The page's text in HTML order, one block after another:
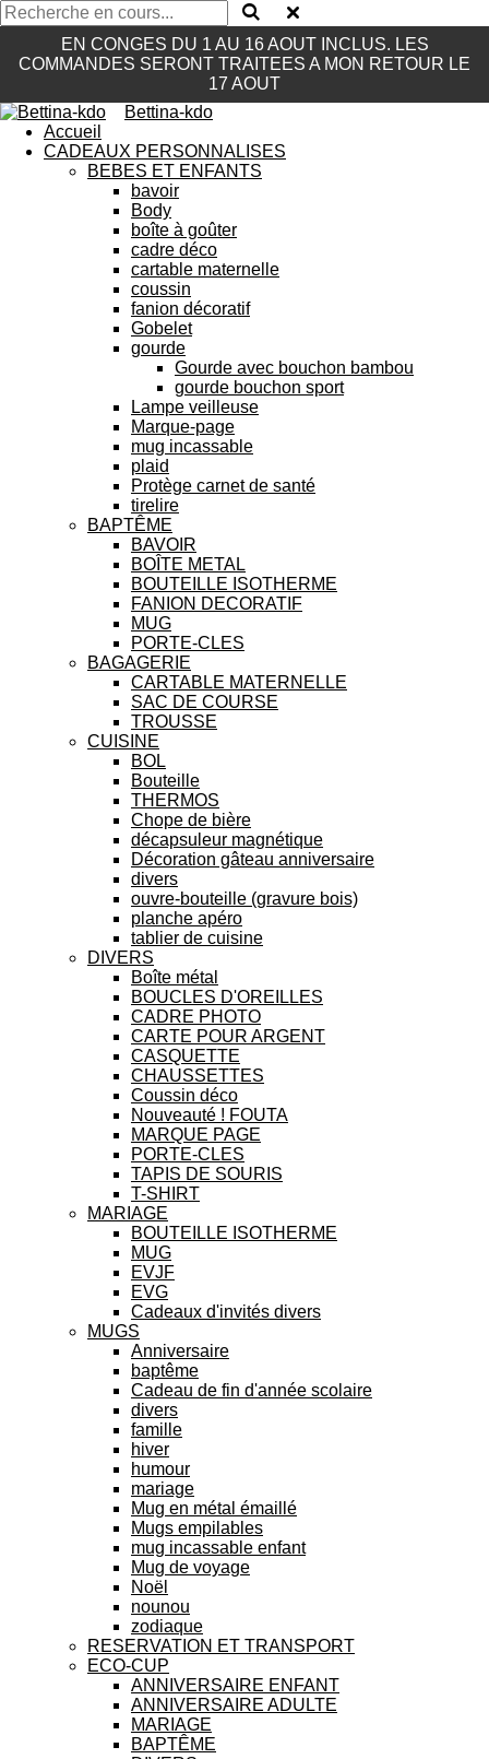
EN CONGES DU 1 AU 16 AOUT INCLUS. LES
COMMANDES SERONT TRAITEES A MON RETOUR LE
17 AOUT
Bettina-kdo
Accueil
CADEAUX PERSONNALISES
BEBES ET ENFANTS
bavoir
Body
boîte à goûter
cadre déco
cartable maternelle
coussin
fanion décoratif
Gobelet
gourde
Gourde avec bouchon bambou
gourde bouchon sport
Lampe veilleuse
Marque-page
mug incassable
plaid
Protège carnet de santé
tirelire
BAPTÊME
BAVOIR
BOÎTE METAL
BOUTEILLE ISOTHERME
FANION DECORATIF
MUG
PORTE-CLES
BAGAGERIE
CARTABLE MATERNELLE
SAC DE COURSE
TROUSSE
CUISINE
BOL
Bouteille
THERMOS
Chope de bière
décapsuleur magnétique
Décoration gâteau anniversaire
divers
ouvre-bouteille (gravure bois)
planche apéro
tablier de cuisine
DIVERS
Boîte métal
BOUCLES D'OREILLES
CADRE PHOTO
CARTE POUR ARGENT
CASQUETTE
CHAUSSETTES
Coussin déco
Nouveauté ! FOUTA
MARQUE PAGE
PORTE-CLES
TAPIS DE SOURIS
T-SHIRT
MARIAGE
BOUTEILLE ISOTHERME
MUG
EVJF
EVG
Cadeaux d'invités divers
MUGS
Anniversaire
baptême
Cadeau de fin d'année scolaire
divers
famille
hiver
humour
mariage
Mug en métal émaillé
Mugs empilables
mug incassable enfant
Mug de voyage
Noël
nounou
zodiaque
RESERVATION ET TRANSPORT
ECO-CUP
ANNIVERSAIRE ENFANT
ANNIVERSAIRE ADULTE
MARIAGE
BAPTÊME